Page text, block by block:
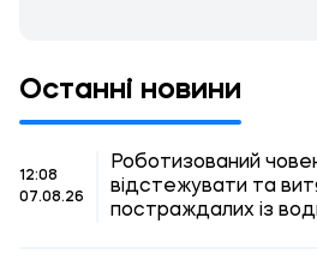
Останні новини
12:08
07.08.26
Роботизований
відстежувати та
постраждалих із